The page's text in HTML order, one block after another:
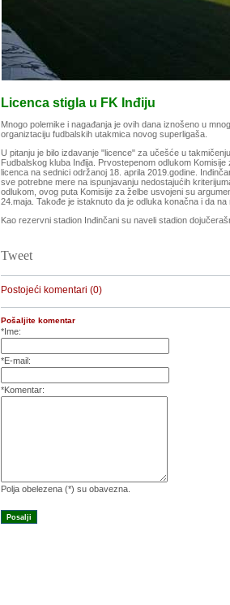
Licenca stigla u FK Inđiju
Mnogo polemike i nagađanja je ovih dana iznošeno u
organiztaciju fudbalskih utakmica novog superligaša.
U pitanju je bilo izdavanje "licence" za učešće u
Fudbalskog kluba Inđija. Prvostepenom odlukom
licenca na sednici održanoj 18. aprila 2019.godine.
sve potrebne mere na ispunjavanju nedostajućih
odlukom, ovog puta Komisije za želbe usvojeni su
24.maja. Takođe je istaknuto da je odluka konačna i da na
Kao rezervni stadion Inđinčani su naveli stadion
Tweet
Postojeći komentari (0)
Pošaljite komentar
*Ime:
*E-mail:
*Komentar:
Polja obelezena (*) su obavezna.